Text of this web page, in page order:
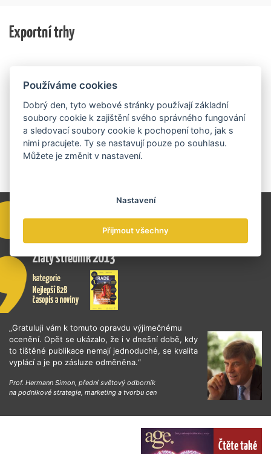
na přípravě rozpočtu na rok 2027.
ekonomické výsledky, ale také silný podnikatelský
příběh.
Exportní trhy
„Gratuluji vám k tomuto opravdu výjimečnému
ocenění. Opět se ukázalo, že i v dnešní době, kdy
to tištěné publikace nemají jednoduché, se kvalita
vyplácí a je po zásluze odměněna.“
Prof. Hermann Simon, přední světový odborník
na podnikové strategie, marketing a tvorbu cen
Čtěte také
Používáme cookies
Dobrý den, tyto webové stránky používají základní
soubory cookie k zajištění svého správného fungování
a sledovací soubory cookie k pochopení toho, jak s
nimi pracujete. Ty se nastavují pouze po souhlasu.
Můžete je změnit v nastavení.
Nastavení
Přijmout všechny